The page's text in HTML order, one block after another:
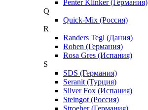
Penter Klinker (Германия)
Q
Quick-Mix (Россия)
R
Randers Tegl (Дания)
Roben (Германия)
Rosa Gres (Испания)
S
SDS (Германия)
Seranit (Турция)
Silver Fox (Испания)
Steingot (Россия)
Stroeher (Германия)